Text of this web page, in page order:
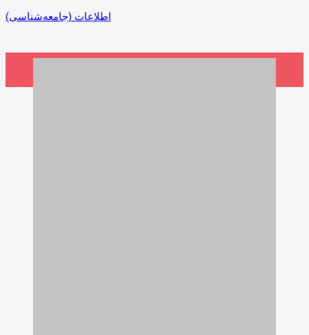
اطلاعات (جامعه‌شناسی)